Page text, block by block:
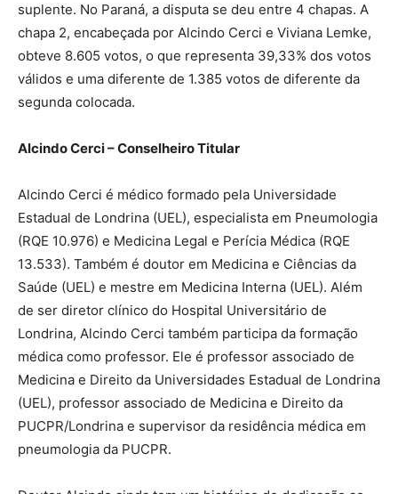
suplente. No Paraná, a disputa se deu entre 4 chapas. A
chapa 2, encabeçada por Alcindo Cerci e Viviana Lemke,
obteve 8.605 votos, o que representa 39,33% dos votos
válidos e uma diferente de 1.385 votos de diferente da
segunda colocada.
Alcindo Cerci – Conselheiro Titular
Alcindo Cerci é médico formado pela Universidade
Estadual de Londrina (UEL), especialista em Pneumologia
(RQE 10.976) e Medicina Legal e Perícia Médica (RQE
13.533). Também é doutor em Medicina e Ciências da
Saúde (UEL) e mestre em Medicina Interna (UEL). Além
de ser diretor clínico do Hospital Universitário de
Londrina, Alcindo Cerci também participa da formação
médica como professor. Ele é professor associado de
Medicina e Direito da Universidades Estadual de Londrina
(UEL), professor associado de Medicina e Direito da
PUCPR/Londrina e supervisor da residência médica em
pneumologia da PUCPR.